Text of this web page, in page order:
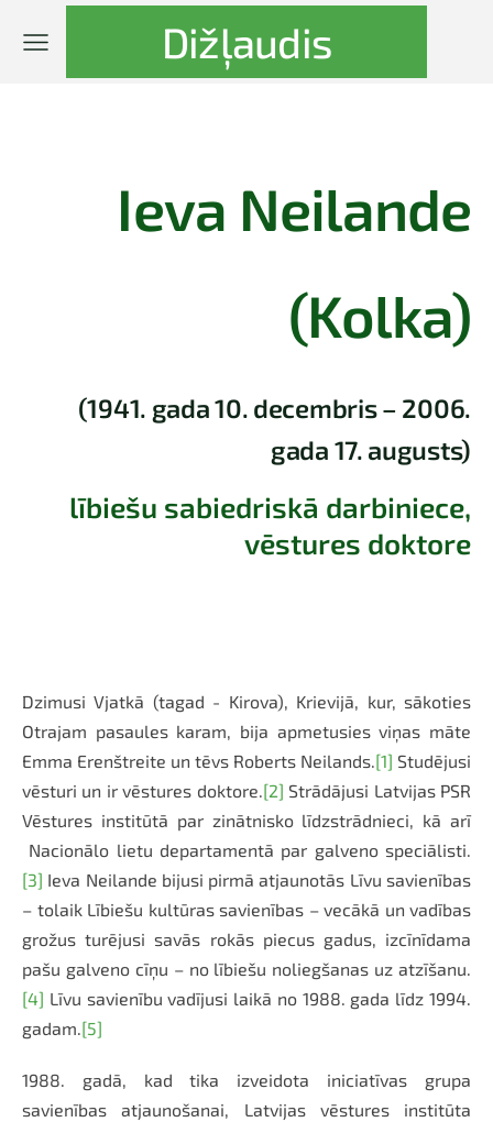
Dižļaudis
Ieva Neilande
(Kolka)
(1941. gada 10. decembris – 2006.
gada 17. augusts)
lībiešu sabiedriskā darbiniece,
vēstures doktore
Dzimusi Vjatkā (tagad - Kirova), Krievijā, kur, sākoties
Otrajam pasaules karam, bija apmetusies viņas māte
Emma Erenštreite un tēvs Roberts Neilands.[1] Studējusi
vēsturi un ir vēstures doktore.[2] Strādājusi Latvijas PSR
Vēstures institūtā par zinātnisko līdzstrādnieci, kā arī
Nacionālo lietu departamentā par galveno speciālisti.
[3] Ieva Neilande bijusi pirmā atjaunotās Līvu savienības
– tolaik Lībiešu kultūras savienības – vecākā un vadības
grožus turējusi savās rokās piecus gadus, izcīnīdama
pašu galveno cīņu – no lībiešu noliegšanas uz atzīšanu.
[4] Līvu savienību vadījusi laikā no 1988. gada līdz 1994.
gadam.[5]
1988. gadā, kad tika izveidota iniciatīvas grupa
savienības atjaunošanai, Latvijas vēstures institūta